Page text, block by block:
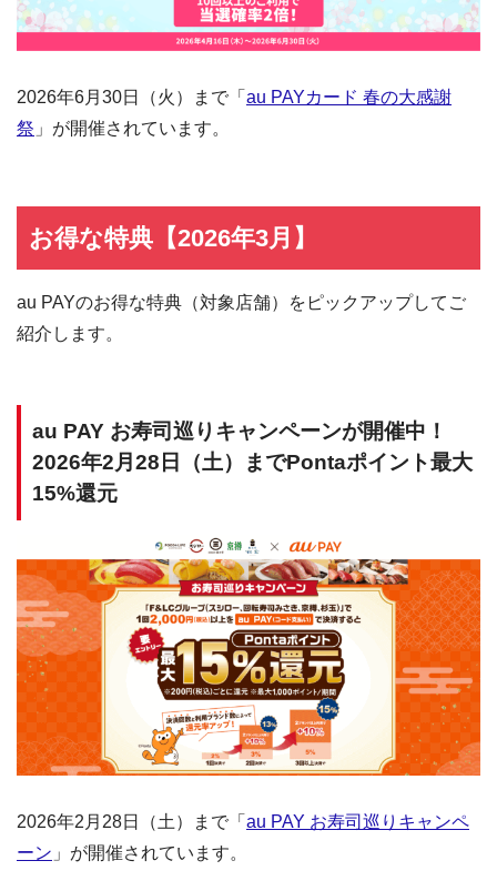
2026年6月30日（火）まで「 au PAYカード 春の大感謝
祭 」が開催されています。
お得な特典【2026年3月】
au PAYのお得な特典（対象店舗）をピックアップしてご
紹介します。
au PAY お寿司巡りキャンペーンが開催中！
2026年2月28日（土）までPontaポイント最大
15%還元
2026年2月28日（土）まで「 au PAY お寿司巡りキャンペ
ーン 」が開催されています。